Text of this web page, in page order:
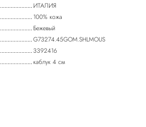
ИТАЛИЯ
100% кожа
Бежевый
G73274.45GOM.SHLMOUS
3392416
каблук 4 см